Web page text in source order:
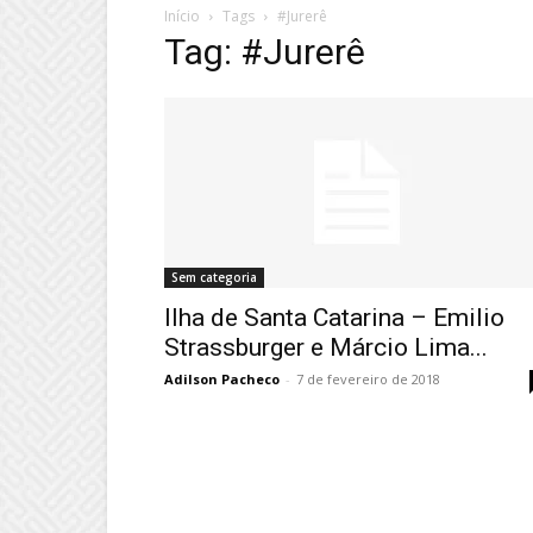
Início Tags #Jurerê
Tag: #Jurerê
Sem categoria
Ilha de Santa Catarina – Emilio
Strassburger e Márcio Lima...
Adilson Pacheco - 7 de fevereiro de 2018